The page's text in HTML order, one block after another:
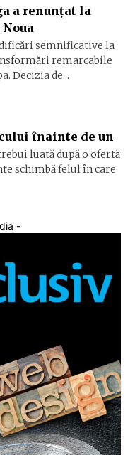
a renunțat la
semnificative la
remarcabile
Decizia de...
înainte de un
luată după o ofertă
schimbă felul în care
-